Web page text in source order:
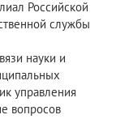
Российской
службы
науки и
управления
вопросов